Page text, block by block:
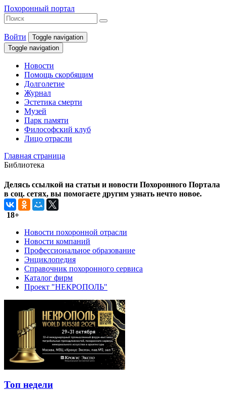
Похоронный портал
Войти
Toggle navigation
Toggle navigation
Новости
Помощь скорбящим
Долголетие
Журнал
Эстетика смерти
Музей
Парк памяти
Философский клуб
Лицо отрасли
Главная страница
Библиотека
Делясь ссылкой на статьи и новости Похоронного Портала
в соц. сетях, вы помогаете другим узнать нечто новое.
18+
Новости похоронной отрасли
Новости компаний
Профессиональное образование
Энциклопедия
Справочник похоронного сервиса
Каталог фирм
Проект "НЕКРОПОЛЬ"
Топ недели